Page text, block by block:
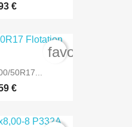
€
50R17...
€